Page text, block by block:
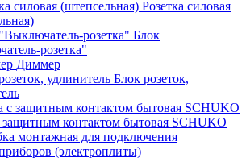
Розетка силовая
Блок
розетка"
Диммер
Блок розеток,
контактом бытовая SCHUKO